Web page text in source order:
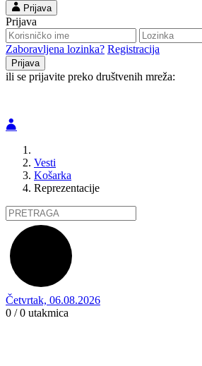
Prijava
Prijava
Zaboravljena lozinka? Registracija
ili se prijavite preko društvenih mreža:
Vesti
Košarka
Reprezentacije
Četvrtak, 06.08.2026
0 / 0 utakmica